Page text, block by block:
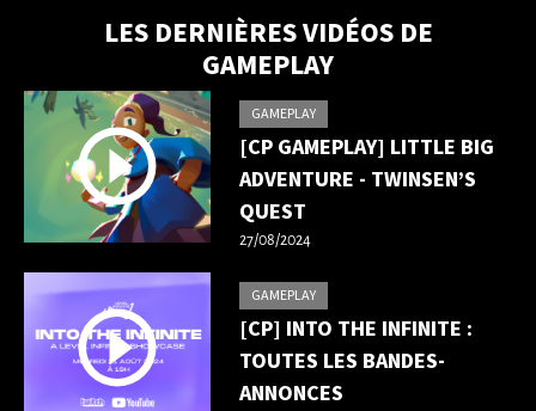
LES DERNIÈRES VIDÉOS DE
GAMEPLAY
GAMEPLAY
[CP GAMEPLAY] LITTLE BIG
ADVENTURE - TWINSEN’S
QUEST
27/08/2024
GAMEPLAY
[CP] INTO THE INFINITE :
TOUTES LES BANDES-
ANNONCES